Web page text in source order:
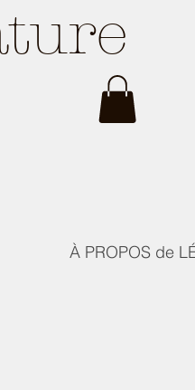
À PROPOS de